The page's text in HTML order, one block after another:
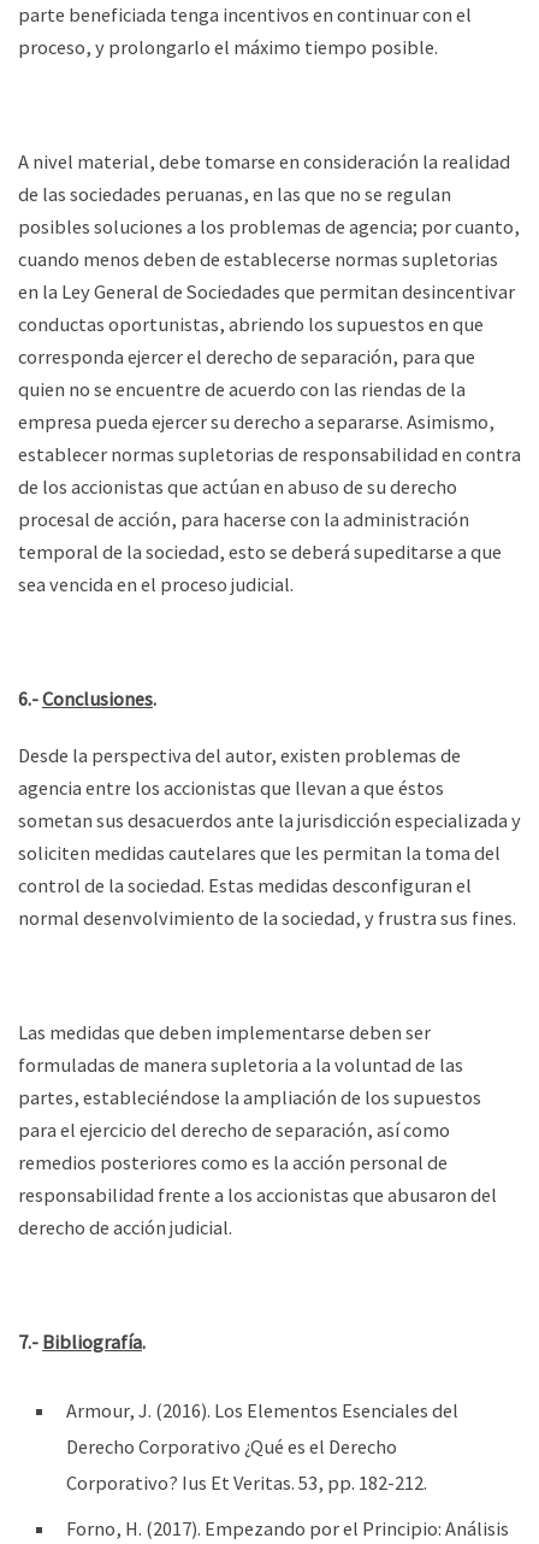
parte beneficiada tenga incentivos en continuar con el
proceso, y prolongarlo el máximo tiempo posible.
A nivel material, debe tomarse en consideración la realidad
de las sociedades peruanas, en las que no se regulan
posibles soluciones a los problemas de agencia; por cuanto,
cuando menos deben de establecerse normas supletorias
en la Ley General de Sociedades que permitan desincentivar
conductas oportunistas, abriendo los supuestos en que
corresponda ejercer el derecho de separación, para que
quien no se encuentre de acuerdo con las riendas de la
empresa pueda ejercer su derecho a separarse. Asimismo,
establecer normas supletorias de responsabilidad en contra
de los accionistas que actúan en abuso de su derecho
procesal de acción, para hacerse con la administración
temporal de la sociedad, esto se deberá supeditarse a que
sea vencida en el proceso judicial.
6.-Conclusiones.
Desde la perspectiva del autor, existen problemas de
agencia entre los accionistas que llevan a que éstos
sometan sus desacuerdos ante la jurisdicción especializada y
soliciten medidas cautelares que les permitan la toma del
control de la sociedad. Estas medidas desconfiguran el
normal desenvolvimiento de la sociedad, y frustra sus fines.
Las medidas que deben implementarse deben ser
formuladas de manera supletoria a la voluntad de las
partes, estableciéndose la ampliación de los supuestos
para el ejercicio del derecho de separación, así como
remedios posteriores como es la acción personal de
responsabilidad frente a los accionistas que abusaron del
derecho de acción judicial.
7.- Bibliografía.
Armour, J. (2016). Los Elementos Esenciales del
Derecho Corporativo ¿Qué es el Derecho
Corporativo? Ius Et Veritas. 53, pp. 182-212.
Forno, H. (2017). Empezando por el Principio: Análisis